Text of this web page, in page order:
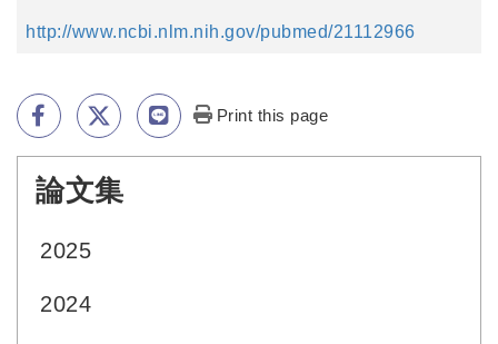
http://www.ncbi.nlm.nih.gov/pubmed/21112966
Print this page
論文集
2025
2024